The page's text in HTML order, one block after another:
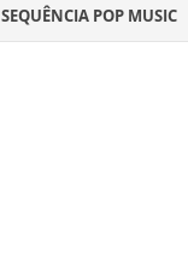
SEQUÊNCIA POP MUSIC